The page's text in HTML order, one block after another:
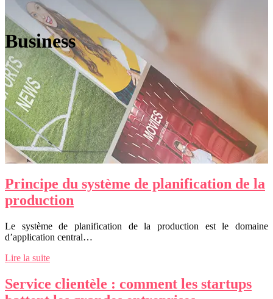
Business
Principe du système de planification de la
production
Le système de planification de la production est le domaine
d’application central…
Lire la suite
Service clientèle : comment les startups